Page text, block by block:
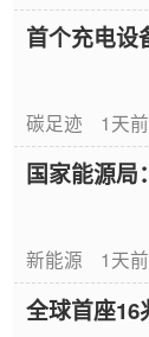
首个充电设
碳足迹 1天前
国家能源局
新能源 1天前
全球首座16